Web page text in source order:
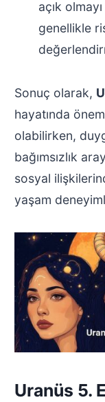
açık
genellikle
Sonuç olarak,
hayatında
olabilirken,
bağımsızlık
sosyal
yaşam
Uranüs 5.